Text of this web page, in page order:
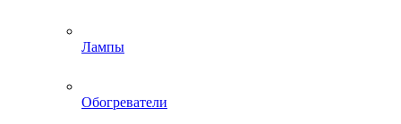
Лампы
Обогреватели